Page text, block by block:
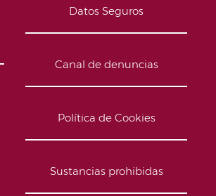
Datos Seguros
Canal de denuncias
Política de Cookies
Sustancias prohibidas